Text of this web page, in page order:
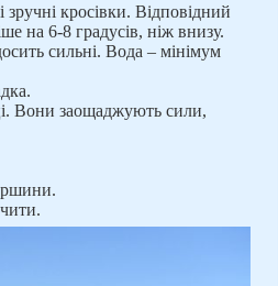
зручні кросівки. Відповідний
на 6-8 градусів, ніж внизу.
сильні. Вода – мінімум
Вони заощаджують сили,